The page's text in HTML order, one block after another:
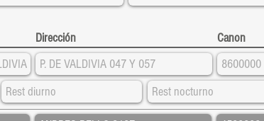
Dirección Canon